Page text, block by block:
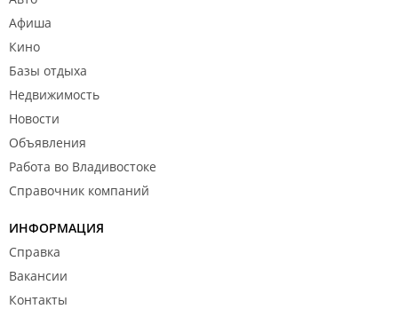
Афиша
Кино
Базы отдыха
Недвижимость
Новости
Объявления
Работа во Владивостоке
Справочник компаний
ИНФОРМАЦИЯ
Справка
Вакансии
Контакты